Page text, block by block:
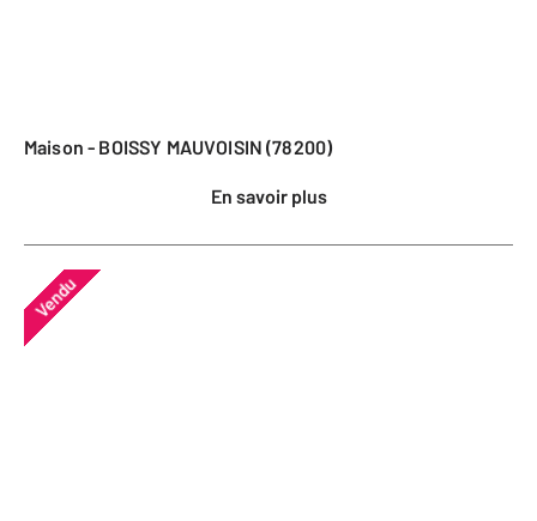
Maison - BOISSY MAUVOISIN (78200)
En savoir plus
Vendu